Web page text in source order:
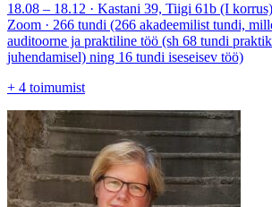
18.08 – 18.12 · Kastani 39, Tiigi 61b (I
Zoom · 266 tundi (266 akadeemilist tundi,
auditoorne ja praktiline töö (sh 68 tundi
juhendamisel) ning 16 tundi iseseisev töö)
+ 4 toimumist